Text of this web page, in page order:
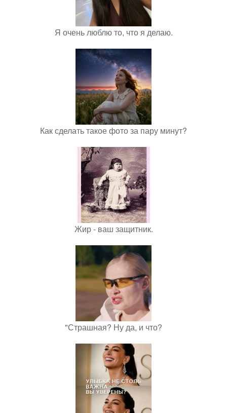
Я очень люблю то, что я делаю.
Как сделать такое фото за пару минут?
Жир - ваш защитник.
"Страшная? Ну да, и что?